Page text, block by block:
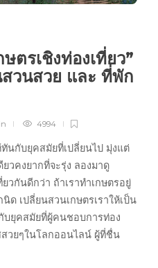
ตรเชิงท่องเที่ยว”
วนสวย และ ที่พัก
4994
นกับยุคสมัยที่เปลี่ยนไป มุ่งแต่
วคงยากที่จะรุ่ง ลองมาดู
วกันดีกว่า ถ้าเราทำเกษตรอยู่
ด เปลี่ยนสวนเกษตรเราให้เป็น
บยุคสมัยที่ผู้คนชอบการท่อง
วยๆในโลกออนไลน์ ผู้ที่ชื่น